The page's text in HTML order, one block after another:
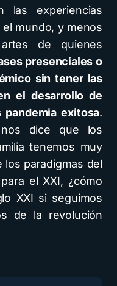
las experiencias
mundo, y menos
de quienes
presenciales o
sin tener las
el desarrollo de
exitosa.
dice que los
tenemos muy
paradigmas del
el XXI, ¿cómo
XXI si seguimos
de la revolución